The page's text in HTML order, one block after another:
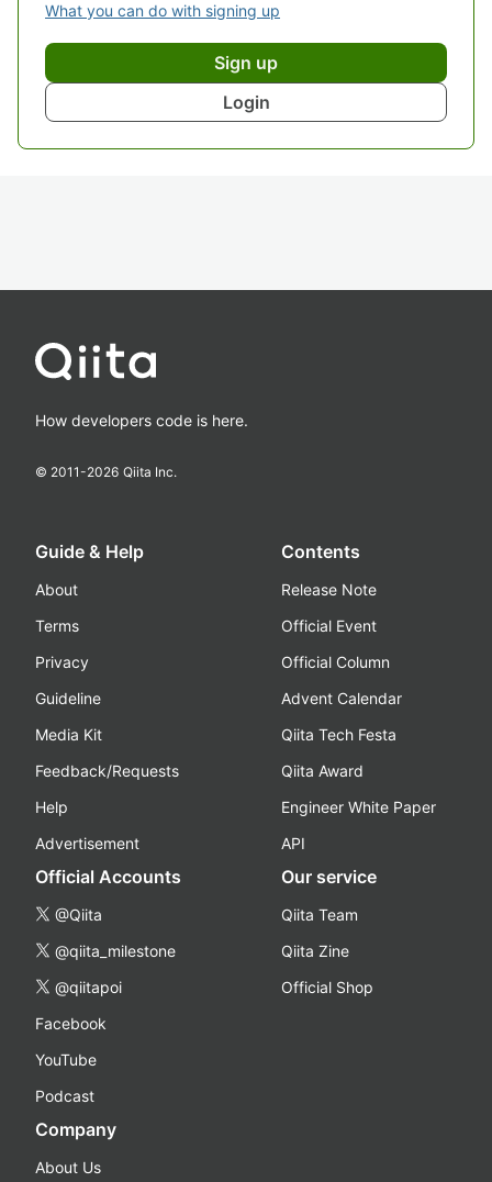
What you can do with signing up
Sign up
Login
How developers code is here.
© 2011-2026 Qiita Inc.
Guide & Help
About
Terms
Privacy
Guideline
Media Kit
Feedback/Requests
Help
Advertisement
Contents
Release Note
Official Event
Official Column
Advent Calendar
Qiita Tech Festa
Qiita Award
Engineer White Paper
API
Official Accounts
@Qiita
@qiita_milestone
@qiitapoi
Facebook
YouTube
Podcast
Our service
Qiita Team
Qiita Zine
Official Shop
Company
About Us